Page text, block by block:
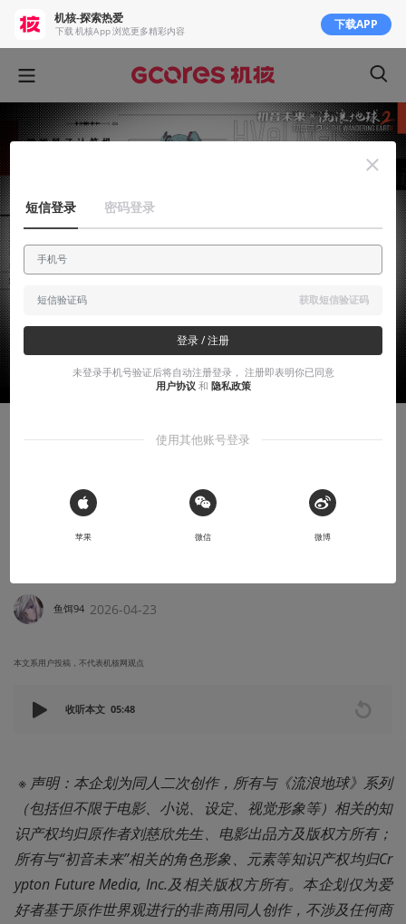
创作笔记
【初音未来✖️流浪地球2】同人企划 -
EP02_“初音未来&550J+”篇
鱼饵94 2026-04-23
本文系用户投稿，不代表机核网观点
收听本文 05:48
※ 声明：本企划为同人二次创作，所有与《流浪地球》系列
（包括但不限于电影、小说、设定、视觉形象等）相关的知
识产权均归原作者刘慈欣先生、电影出品方及版权方所有；
所有与“初音未来”相关的角色形象、元素等知识产权均归Cr
ypton Future Media, Inc.及相关版权方所有。本企划仅为爱
好者基于原作世界观进行的非商用同人创作，不涉及任何商
机核-探索热爱
下载 机核App 浏览更多精彩内容 下载APP
短信登录 密码登录
获取短信验证码
登录 / 注册
未登录手机号验证后将自动注册登录， 注册即表明你已同意
用户协议 和 隐私政策
使用其他账号登录
 Sign in with Apple
苹果 微信 微博